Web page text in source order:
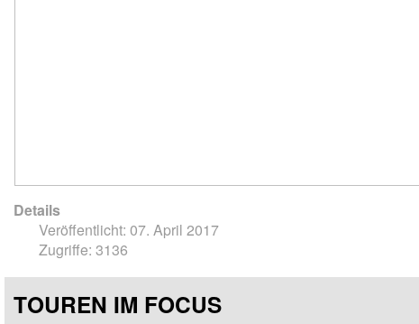
Details
Veröffentlicht: 07. April 2017
Zugriffe: 3136
TOUREN IM FOCUS